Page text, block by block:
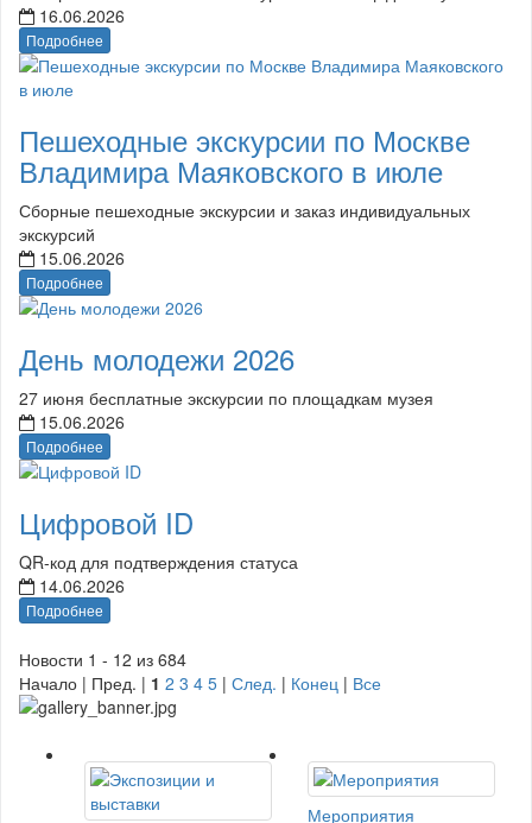
16.06.2026
Подробнее
Пешеходные экскурсии по Москве
Владимира Маяковского в июле
Сборные пешеходные экскурсии и заказ индивидуальных
экскурсий
15.06.2026
Подробнее
День молодежи 2026
27 июня бесплатные экскурсии по площадкам музея
15.06.2026
Подробнее
Цифровой ID
QR-код для подтверждения статуса
14.06.2026
Подробнее
Новости 1 - 12 из 684
Начало | Пред. | 1 2 3 4 5 | След. | Конец | Все
Мероприятия